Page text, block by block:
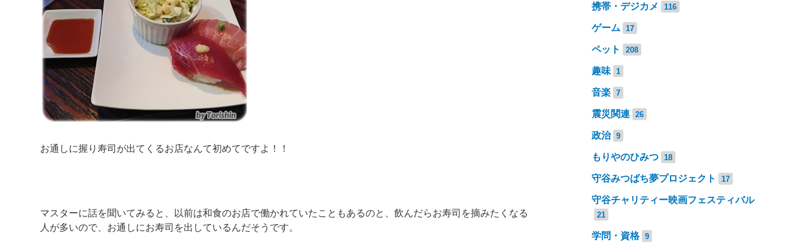
お通しに握り寿司が出てくるお店なんて初めてですよ！！
マスターに話を聞いてみると、以前は和食のお店で働かれていたこともあるのと、飲んだらお寿司を摘みたくなる
人が多いので、お通しにお寿司を出しているんだそうです。
携帯・デジカメ 116
ゲーム 17
ペット 208
趣味 1
音楽 7
震災関連 26
政治 9
もりやのひみつ 18
守谷みつばち夢プロジェクト 17
守谷チャリティー映画フェスティバル
21
学問・資格 9